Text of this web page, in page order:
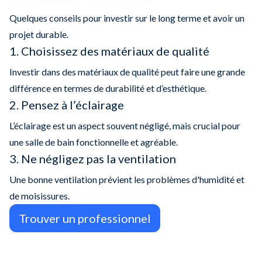
Quelques conseils pour investir sur le long terme et avoir un
projet durable.
1. Choisissez des matériaux de qualité
Investir dans des matériaux de qualité peut faire une grande
différence en termes de durabilité et d’esthétique.
2. Pensez à l’éclairage
L’éclairage est un aspect souvent négligé, mais crucial pour
une salle de bain fonctionnelle et agréable.
3. Ne négligez pas la ventilation
Une bonne ventilation prévient les problèmes d'humidité et
de moisissures.
Trouver un professionnel